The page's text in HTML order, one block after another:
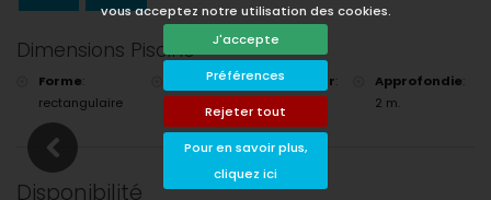
vous acceptez notre utilisation des cookies.
J'accepte
Préférences
Rejeter tout
Pour en savoir plus,
cliquez ici
Dimensions Piscine
Forme:
rectangulaire
Longueur:
Largeur:
Approfondie:
2 m.
Disponibilité